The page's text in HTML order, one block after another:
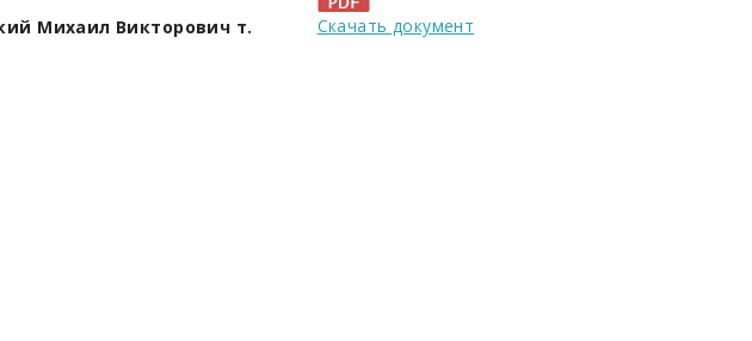
Михаил Викторович т.
Скачать документ